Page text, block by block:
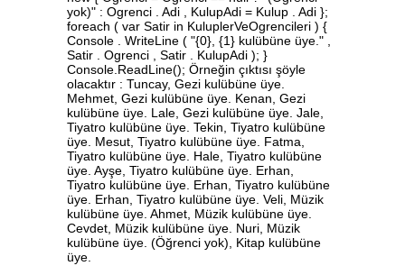
yok)" : Ogrenci . Adi , KulupAdi = Kulup . Adi };
foreach ( var Satir in KuluplerVeOgrencileri ) {
Console . WriteLine ( "{0}, {1} kulübüne üye." ,
Satir . Ogrenci , Satir . KulupAdi ); }
Console.ReadLine(); Örneğin çıktısı şöyle
olacaktır : Tuncay, Gezi kulübüne üye.
Mehmet, Gezi kulübüne üye. Kenan, Gezi
kulübüne üye. Lale, Gezi kulübüne üye. Jale,
Tiyatro kulübüne üye. Tekin, Tiyatro kulübüne
üye. Mesut, Tiyatro kulübüne üye. Fatma,
Tiyatro kulübüne üye. Hale, Tiyatro kulübüne
üye. Ayşe, Tiyatro kulübüne üye. Erhan,
Tiyatro kulübüne üye. Erhan, Tiyatro kulübüne
üye. Erhan, Tiyatro kulübüne üye. Veli, Müzik
kulübüne üye. Ahmet, Müzik kulübüne üye.
Cevdet, Müzik kulübüne üye. Nuri, Müzik
kulübüne üye. (Öğrenci yok), Kitap kulübüne
üye.